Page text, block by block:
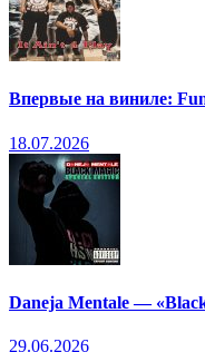
Впервые на виниле:
18.07.2026
Daneja Mentale —
29.06.2026